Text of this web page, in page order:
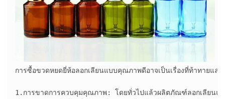
การซื้อขวดหยดยี่ห้อลอกเลียนแบบคุณภาพดีอาจเป็นเรื่องที่ท้าทายแล
1.การขาดการควบคุมคุณภาพ: โดยทั่วไปแล้วผลิตภัณฑ์ลอกเลียน